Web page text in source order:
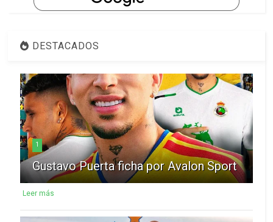
DESTACADOS
1
Gustavo Puerta ficha por Avalon Sport
Leer más